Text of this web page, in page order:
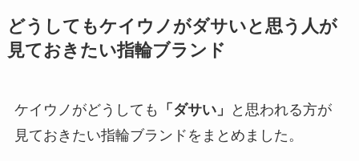
どうしてもケイウノがダサいと思う人が
見ておきたい指輪ブランド
ケイウノがどうしても 「ダサい」
と思われる方が
見ておきたい指輪ブランドをまとめました。